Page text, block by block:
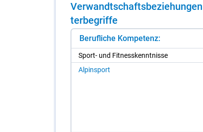
ter­be­grif­fe
Berufliche Kompetenz:
Sport- und Fit­ness­kennt­nis­se
Alpinsport